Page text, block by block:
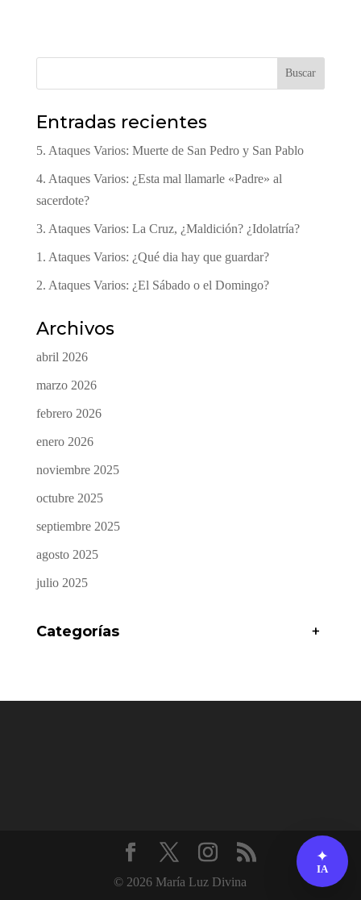
Buscar
Entradas recientes
5. Ataques Varios: Muerte de San Pedro y San Pablo
4. Ataques Varios: ¿Esta mal llamarle «Padre» al
sacerdote?
3. Ataques Varios: La Cruz, ¿Maldición? ¿Idolatría?
1. Ataques Varios: ¿Qué dia hay que guardar?
2. Ataques Varios: ¿El Sábado o el Domingo?
Archivos
abril 2026
marzo 2026
febrero 2026
enero 2026
noviembre 2025
octubre 2025
septiembre 2025
agosto 2025
julio 2025
Categorías +
© 2026 María Luz Divina
✦
IA